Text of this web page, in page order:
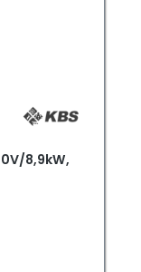
8,9kW,